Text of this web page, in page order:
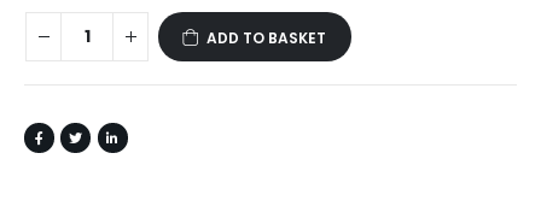
ADD TO BASKET